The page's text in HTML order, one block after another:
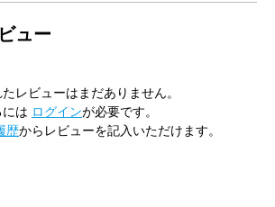
ュー
レビューはまだありません。
は ログインが必要です。
歴からレビューを記入いただけます。